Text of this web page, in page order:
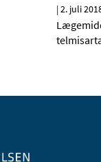
|2. juli